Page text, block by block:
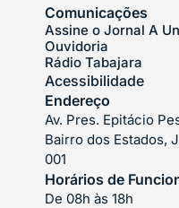
Comunicações
Assine o Jornal A
Ouvidoria
Rádio Tabajara
Acessibilidade
Endereço
Av. Pres. Epitácio
Bairro dos Estados,
001
Horários de
De 08h às 18h